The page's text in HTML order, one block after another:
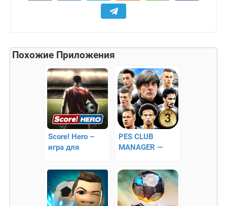
Похожие Приложения
Score! Hero –
игра для
футбола
PES CLUB
MANAGER —
футбольный
симулятор на
Андроид